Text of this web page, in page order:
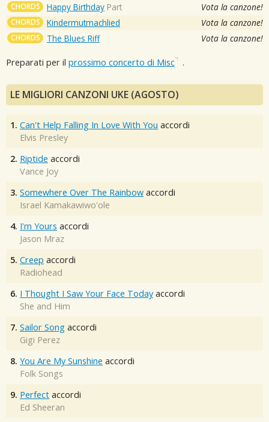
CHORDS Happy Birthday Part Vota la canzone!
CHORDS Kindermutmachlied Vota la canzone!
CHORDS The Blues Riff Vota la canzone!
Preparati per il prossimo concerto di Misc .
LE MIGLIORI CANZONI UKE (AGOSTO)
1. Can't Help Falling In Love With You accordi
Elvis Presley
2. Riptide accordi
Vance Joy
3. Somewhere Over The Rainbow accordi
Israel Kamakawiwo'ole
4. I'm Yours accordi
Jason Mraz
5. Creep accordi
Radiohead
6. I Thought I Saw Your Face Today accordi
She and Him
7. Sailor Song accordi
Gigi Perez
8. You Are My Sunshine accordi
Folk Songs
9. Perfect accordi
Ed Sheeran